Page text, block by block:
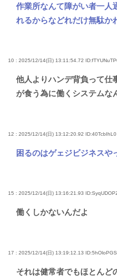
作業所なんて障がい者一人
れるからなどれだけ無駄か
10 : 2025/12/14(日) 13:11:54.72
他人よりハンデ背負って仕
が食う為に働くシステムな
12 : 2025/12/14(日) 13:12:20.92 ID:40TcbIhL0
困るのはゲェジビジネスや
15 : 2025/12/14(日) 13:16:21.93
働くしかないんだよ
17 : 2025/12/14(日) 13:19:12.13
それは健常者でもほとんど